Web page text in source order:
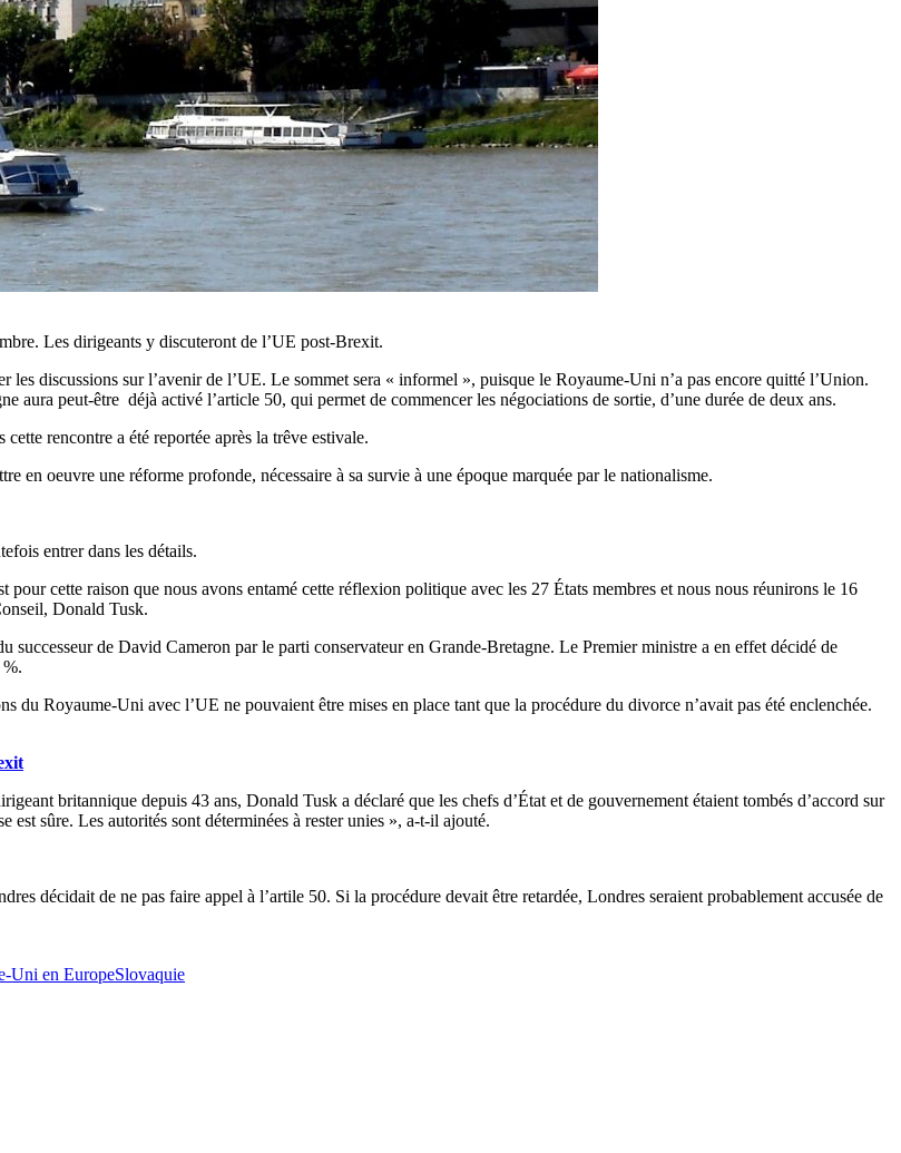
Les dirigeants y discuteront de l’UE post-Brexit.
discussions sur l’avenir de l’UE. Le sommet sera « informel », puisque le Royaume-Uni n’a pas encore quitté l’Union.
aura peut-être déjà activé l’article 50, qui permet de commencer les négociations de sortie, d’une durée de deux ans.
rencontre a été reportée après la trêve estivale.
en oeuvre une réforme profonde, nécessaire à sa survie à une époque marquée par le nationalisme.
entrer dans les détails.
cette raison que nous avons entamé cette réflexion politique avec les 27 États membres et nous nous réunirons le 16
Donald Tusk.
de David Cameron par le parti conservateur en Grande-Bretagne. Le Premier ministre a en effet décidé de
Royaume-Uni avec l’UE ne pouvaient être mises en place tant que la procédure du divorce n’avait pas été enclenchée.
britannique depuis 43 ans, Donald Tusk a déclaré que les chefs d’État et de gouvernement étaient tombés d’accord sur
est sûre. Les autorités sont déterminées à rester unies », a-t-il ajouté.
décidait de ne pas faire appel à l’artile 50. Si la procédure devait être retardée, Londres seraient probablement accusée de
Uni en EuropeSlovaquie